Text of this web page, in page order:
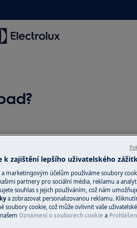
Náhradní díly a
Vyhledejte si
spotřebič v
přímo domů.
Do
k zajištění lepšího uživatelského
marketingovým účelům používáme soubory
partnery pro sociální média, reklamu a
souhlas s jejich používáním, což nám
a zobrazovat personalizovanou reklamu.
soubory cookie, což může ovlivnit vaše
Oznámení o souborech cookie a